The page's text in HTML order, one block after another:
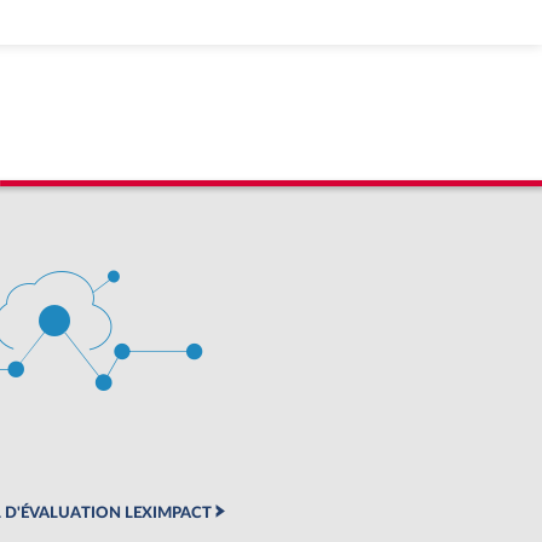
D'ÉVALUATION LEXIMPACT